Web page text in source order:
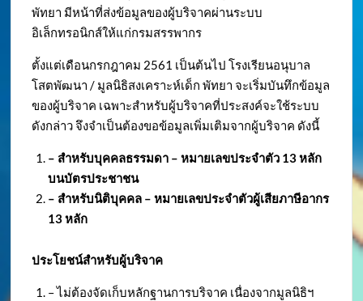
พัทยา มีหน้าที่ส่งข้อมูลของผู้บริจาคผ่านระบบ
อิเล็กทรอนิกส์ให้แก่กรมสรรพากร
ตั้งแต่เดือนกรกฎาคม 2561 เป็นต้นไป โรงเรียนอนุบาล
โสตพัฒนา / มูลนิธิสงเคราะห์เด็ก พัทยา จะเริ่มบันทึกข้อมูล
ของผู้บริจาค เฉพาะสำหรับผู้บริจาคที่ประสงค์จะใช้ระบบ
ดังกล่าว จึงจำเป็นต้องขอข้อมูลเพิ่มเติมจากผู้บริจาค ดังนี้
– สำหรับบุคคลธรรมดา – หมายเลขประจำตัว 13 หลัก
บนบัตรประชาชน
– สำหรับนิติบุคคล – หมายเลขประจำตัวผู้เสียภาษีอากร
13 หลัก
ประโยชน์สำหรับผู้บริจาค
– ไม่ต้องจัดเก็บหลักฐานการบริจาค เนื่องจากมูลนิธิฯ